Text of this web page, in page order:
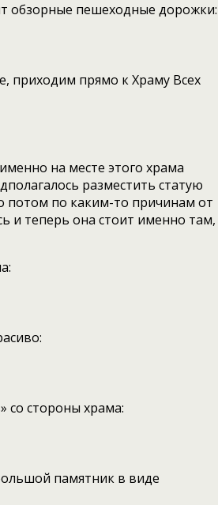
обзорные пешеходные дорожки:
приходим прямо к Храму Всех
на месте этого храма
разместить статую
по каким-то причинам от
и теперь она стоит именно там,
со стороны храма:
памятник в виде